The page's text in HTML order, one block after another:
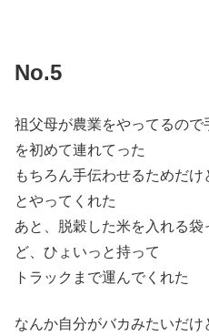
No.5
祖父母が農業をやってるの
を初めて連れてった
もちろん手伝わせるためだ
とやってくれた
あと、脱穀した米を入れる
ど、ひょいっと持って
トラックまで運んでくれた
なんか自分がバカみたいだけ